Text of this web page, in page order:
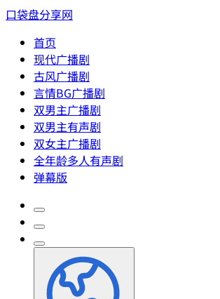
口袋盘分享网
首页
现代广播剧
古风广播剧
言情BG广播剧
双男主广播剧
双男主有声剧
双女主广播剧
全年龄多人有声剧
弹幕版